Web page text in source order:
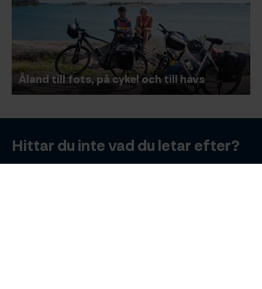
Åland till fots, på cykel och till havs
Hittar du inte vad du letar efter?